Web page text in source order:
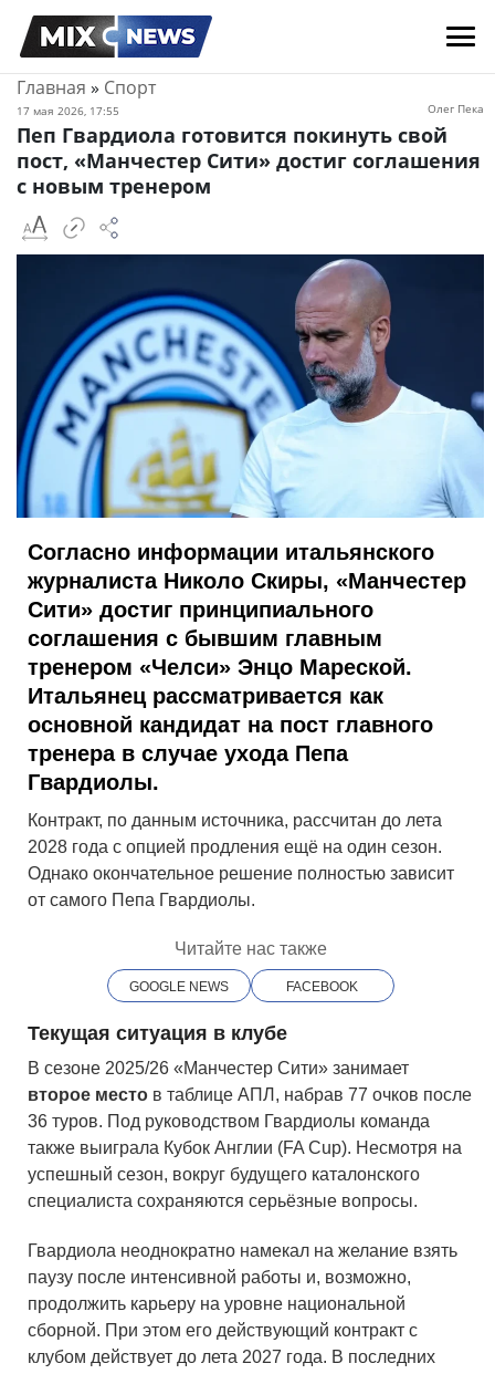
Главная » Спорт
17 мая 2026, 17:55 Олег Пека
Пеп Гвардиола готовится покинуть свой
пост, «Манчестер Сити» достиг соглашения
с новым тренером
Согласно информации итальянского
журналиста Николо Скиры, «Манчестер
Сити» достиг принципиального
соглашения с бывшим главным
тренером «Челси» Энцо Мареской.
Итальянец рассматривается как
основной кандидат на пост главного
тренера в случае ухода Пепа
Гвардиолы.
Контракт, по данным источника, рассчитан до лета
2028 года с опцией продления ещё на один сезон.
Однако окончательное решение полностью зависит
от самого Пепа Гвардиолы.
Читайте нас также
GOOGLE NEWS FACEBOOK
Текущая ситуация в клубе
В сезоне 2025/26 «Манчестер Сити» занимает
второе место в таблице АПЛ, набрав 77 очков после
36 туров. Под руководством Гвардиолы команда
также выиграла Кубок Англии (FA Cup). Несмотря на
успешный сезон, вокруг будущего каталонского
специалиста сохраняются серьёзные вопросы.
Гвардиола неоднократно намекал на желание взять
паузу после интенсивной работы и, возможно,
продолжить карьеру на уровне национальной
сборной. При этом его действующий контракт с
клубом действует до лета 2027 года. В последних